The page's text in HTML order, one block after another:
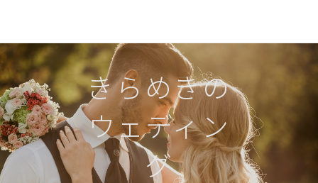
きらめきの
ウェディン
グ